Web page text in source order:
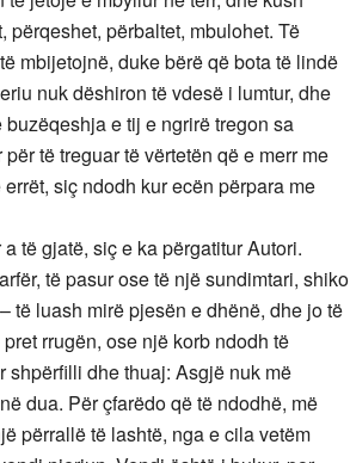
përbaltet, mbulohet. Të
mbijetojnë, duke bërë që bota të lindë
nuk dëshiron të vdesë i lumtur, dhe
e tij e ngrirë tregon sa
të treguar të vërtetën që e merr me
siç ndodh kur ecën përpara me
të gjatë, siç e ka përgatitur Autori.
të pasur ose të një sundimtari, shiko
të luash mirë pjesën e dhënë, dhe jo të
rrugën, ose një korb ndodh të
shpërfilli dhe thuaj: Asgjë nuk më
dua. Për çfarëdo që të ndodhë, më
përrallë të lashtë, nga e cila vetëm